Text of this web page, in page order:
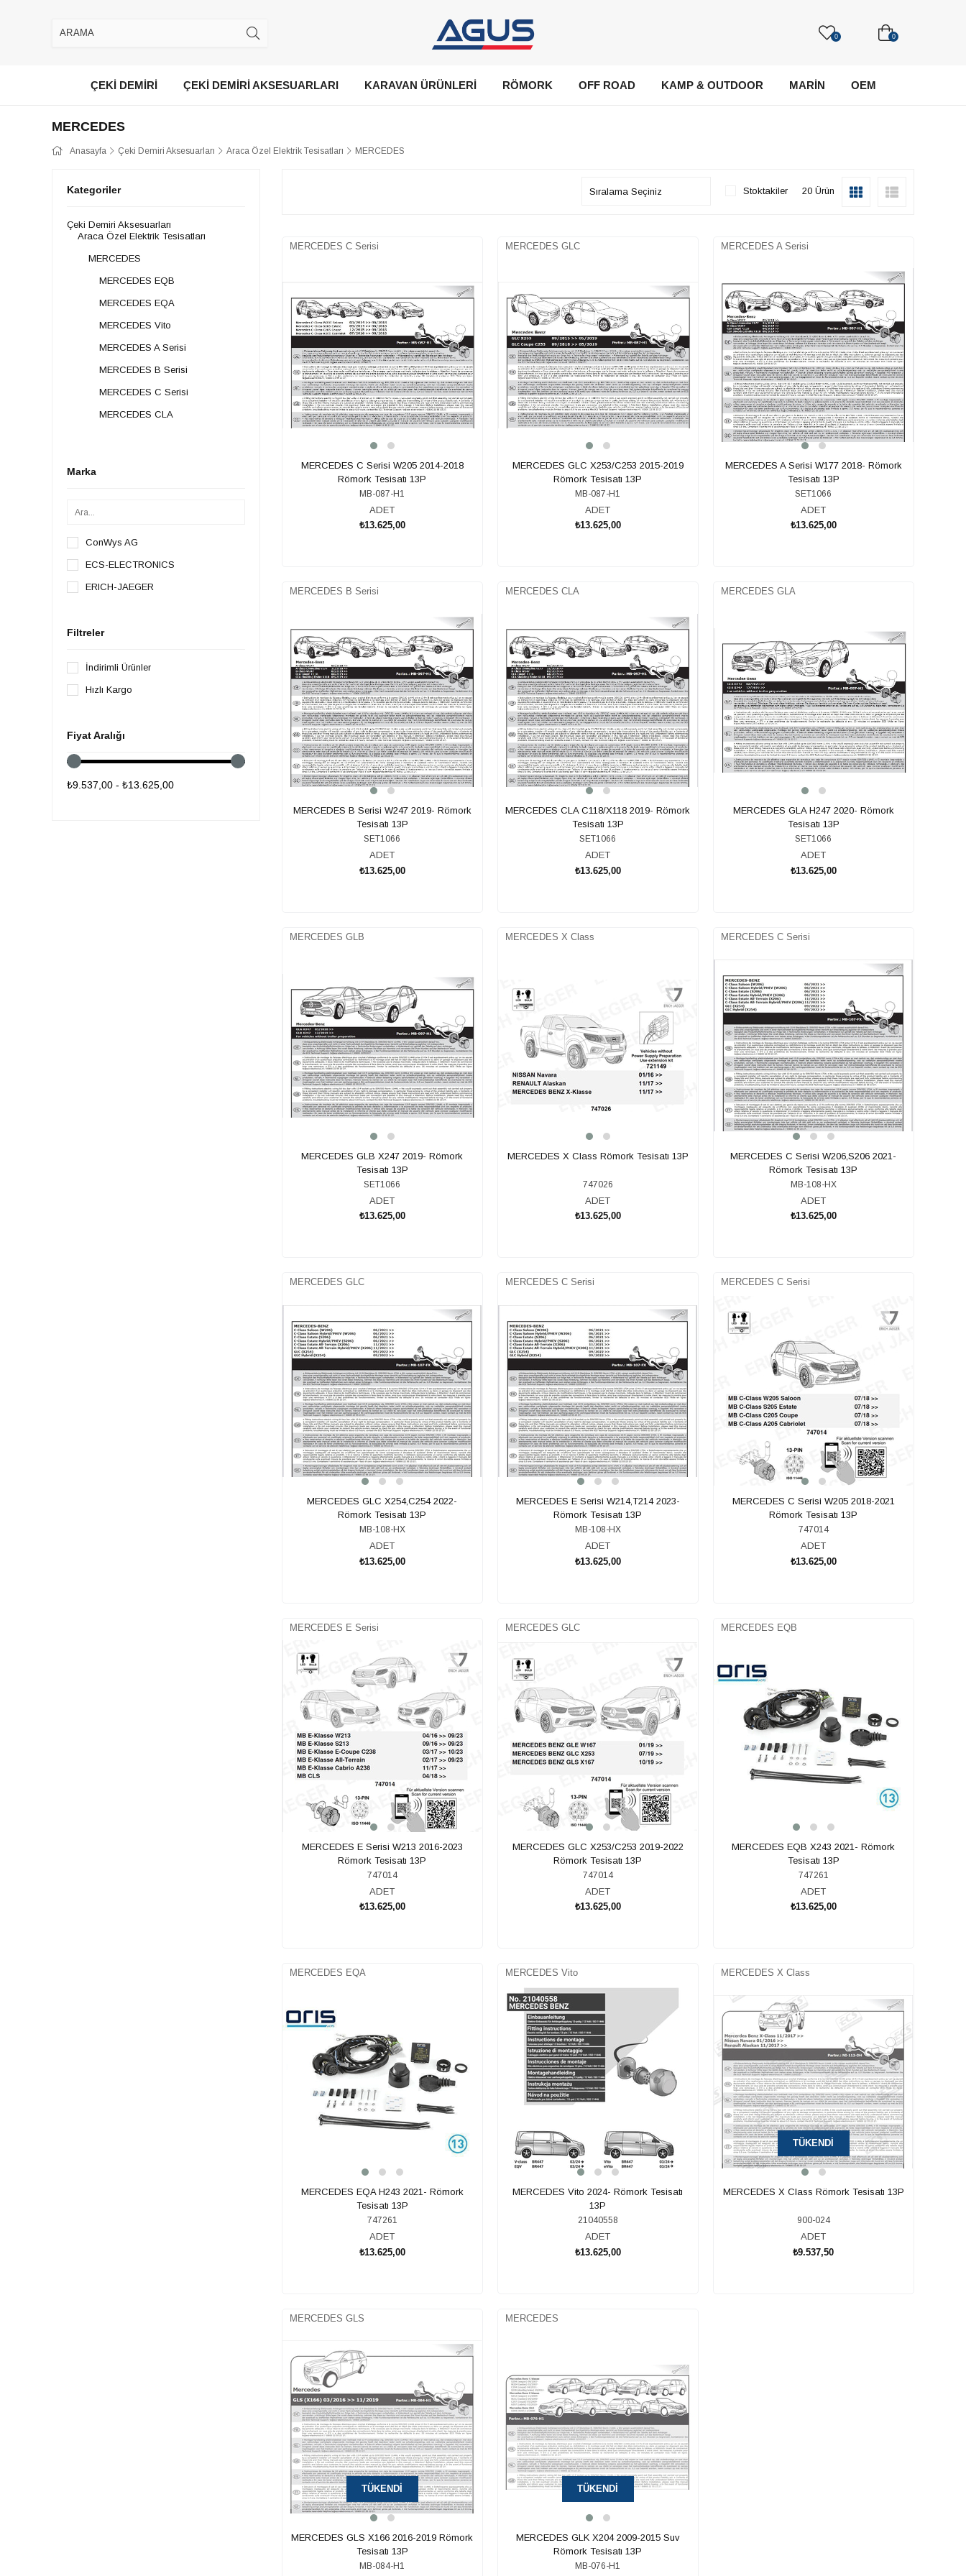
0 0
ÇEKİ DEMİRİ ÇEKİ DEMİRİ AKSESUARLARI KARAVAN ÜRÜNLERİ RÖMORK OFF ROAD KAMP & OUTDOOR MARİN OEM
MERCEDES
Anasayfa Çeki Demiri Aksesuarları Araca Özel Elektrik Tesisatları MERCEDES
Kategoriler
Çeki Demiri Aksesuarları
Araca Özel Elektrik Tesisatları
MERCEDES
MERCEDES EQB
MERCEDES EQA
MERCEDES Vito
MERCEDES A Serisi
MERCEDES B Serisi
MERCEDES C Serisi
MERCEDES CLA
MERCEDES X Class
IVECO
JAECOO
FOTON
DS Automobiles
Marka
ConWys AG
ECS-ELECTRONICS
ERICH-JAEGER
Filtreler
İndirimli Ürünler
Hızlı Kargo
Fiyat Aralığı
₺9.537,00 - ₺13.625,00
Stoktakiler 20 Ürün
MERCEDES C Serisi
MERCEDES C Serisi W205 2014-2018
Römork Tesisatı 13P
MB-087-H1
ADET
₺13.625,00
MERCEDES GLC
MERCEDES GLC X253/C253 2015-2019
Römork Tesisatı 13P
MB-087-H1
ADET
₺13.625,00
MERCEDES A Serisi
MERCEDES A Serisi W177 2018- Römork
Tesisatı 13P
SET1066
ADET
₺13.625,00
MERCEDES B Serisi
MERCEDES B Serisi W247 2019- Römork
Tesisatı 13P
SET1066
ADET
₺13.625,00
MERCEDES CLA
MERCEDES CLA C118/X118 2019- Römork
Tesisatı 13P
SET1066
ADET
₺13.625,00
MERCEDES GLA
MERCEDES GLA H247 2020- Römork
Tesisatı 13P
SET1066
ADET
₺13.625,00
MERCEDES GLB
MERCEDES GLB X247 2019- Römork
Tesisatı 13P
SET1066
ADET
₺13.625,00
MERCEDES X Class
MERCEDES X Class Römork Tesisatı 13P
747026
ADET
₺13.625,00
MERCEDES C Serisi
MERCEDES C Serisi W206,S206 2021-
Römork Tesisatı 13P
MB-108-HX
ADET
₺13.625,00
MERCEDES GLC
MERCEDES GLC X254,C254 2022-
Römork Tesisatı 13P
MB-108-HX
ADET
₺13.625,00
MERCEDES C Serisi
MERCEDES E Serisi W214,T214 2023-
Römork Tesisatı 13P
MB-108-HX
ADET
₺13.625,00
MERCEDES C Serisi
MERCEDES C Serisi W205 2018-2021
Römork Tesisatı 13P
747014
ADET
₺13.625,00
MERCEDES E Serisi
MERCEDES E Serisi W213 2016-2023
Römork Tesisatı 13P
747014
ADET
₺13.625,00
MERCEDES GLC
MERCEDES GLC X253/C253 2019-2022
Römork Tesisatı 13P
747014
ADET
₺13.625,00
MERCEDES EQB
MERCEDES EQB X243 2021- Römork
Tesisatı 13P
747261
ADET
₺13.625,00
MERCEDES EQA
MERCEDES EQA H243 2021- Römork
Tesisatı 13P
747261
ADET
₺13.625,00
MERCEDES Vito
MERCEDES Vito 2024- Römork Tesisatı
13P
21040558
ADET
₺13.625,00
MERCEDES X Class
TÜKENDI
MERCEDES X Class Römork Tesisatı 13P
900-024
ADET
₺9.537,50
MERCEDES GLS
TÜKENDI
MERCEDES GLS X166 2016-2019 Römork
Tesisatı 13P
MB-084-H1
MERCEDES
TÜKENDI
MERCEDES GLK X204 2009-2015 Suv
Römork Tesisatı 13P
MB-076-H1